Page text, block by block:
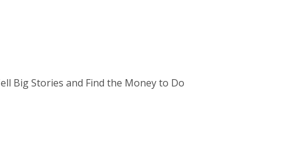
Big Stories and Find the Money to Do